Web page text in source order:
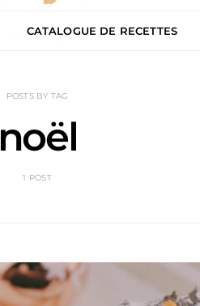
LCooking
CATALOGUE DE RECETTES
POSTS BY TAG
noël
1 POST